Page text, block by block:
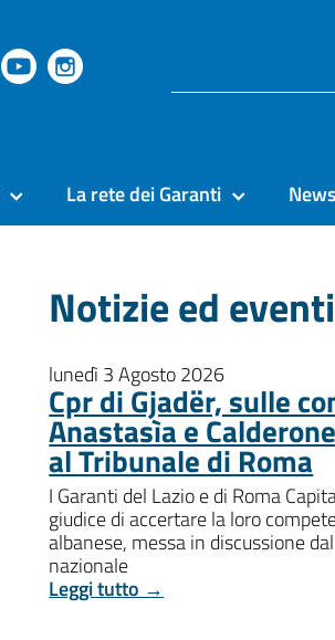
La rete dei Garanti
Notizie ed eventi
lunedì 3 Agosto 2026
Cpr di Gjadër, sulle
Anastasìa e
al Tribunale di Roma
I Garanti del Lazio e di Roma
giudice di accertare la loro
albanese, messa in discussione
nazionale
Leggi tutto →